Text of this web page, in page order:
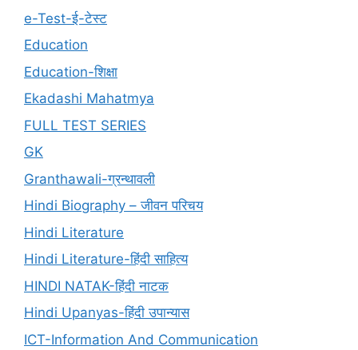
e-Test-ई-टेस्ट
Education
Education-शिक्षा
Ekadashi Mahatmya
FULL TEST SERIES
GK
Granthawali-ग्रन्थावली
Hindi Biography – जीवन परिचय
Hindi Literature
Hindi Literature-हिंदी साहित्य
HINDI NATAK-हिंदी नाटक
Hindi Upanyas-हिंदी उपान्यास
ICT-Information And Communication